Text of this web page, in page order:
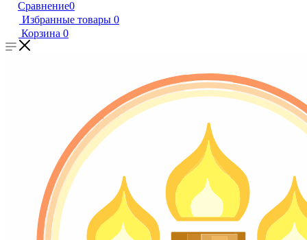
Сравнение0
Избранные товары 0
Корзина 0